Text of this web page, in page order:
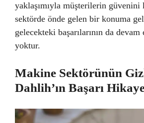
yaklaşımıyla müşterilerin güvenini
sektörde önde gelen bir konuma
gelecekteki başarılarının da devam
yoktur.
Makine Sektörünün
Dahlih’ın Başarı